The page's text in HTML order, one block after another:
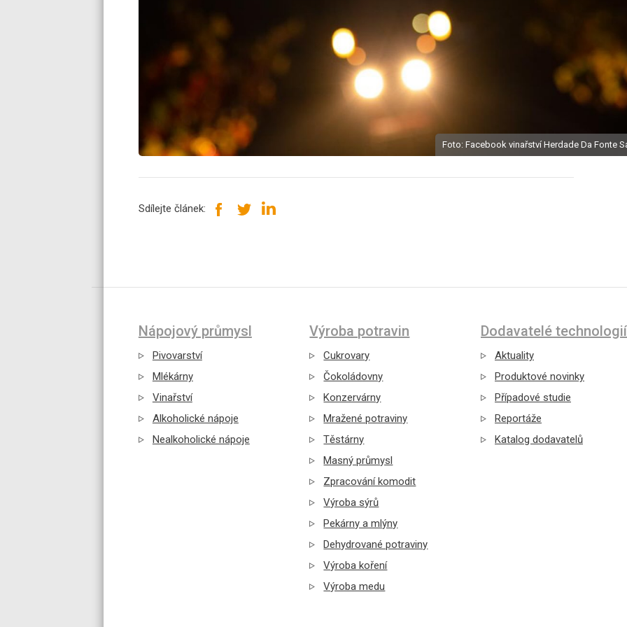
Foto: Facebook vinařství Herdade Da Fonte
Sdílejte článek:
Nápojový průmysl
Pivovarství
Mlékárny
Vinařství
Alkoholické nápoje
Nealkoholické nápoje
Výroba potravin
Cukrovary
Čokoládovny
Konzervárny
Mražené potraviny
Těstárny
Masný průmysl
Zpracování komodit
Výroba sýrů
Pekárny a mlýny
Dehydrované potraviny
Výroba koření
Výroba medu
Dodavatelé technologií
Aktuality
Produktové novinky
Případové studie
Reportáže
Katalog dodavatelů